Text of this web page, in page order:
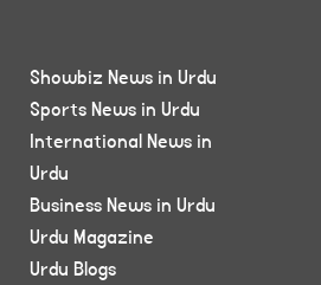
Showbiz News in Urdu
Sports News in Urdu
International News in
Urdu
Business News in Urdu
Urdu Magazine
Urdu Blogs